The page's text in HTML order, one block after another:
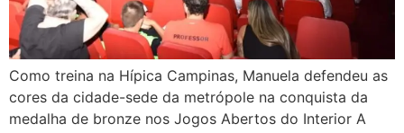
Como treina na Hípica Campinas, Manuela defendeu as
cores da cidade-sede da metrópole na conquista da
medalha de bronze nos Jogos Abertos do Interior A